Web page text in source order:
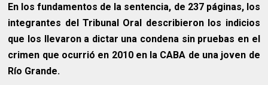
En los fundamentos de la sentencia, de 237 páginas, los
integrantes del Tribunal Oral describieron los indicios
que los llevaron a dictar una condena sin pruebas en el
crimen que ocurrió en 2010 en la CABA de una joven de
Río Grande.